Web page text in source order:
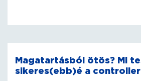
Magatartásból ötös? Mi
sikeres(ebb)é a